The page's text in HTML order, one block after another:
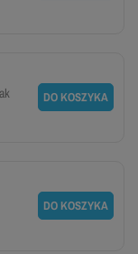
DO KOSZYKA
DO KOSZYKA